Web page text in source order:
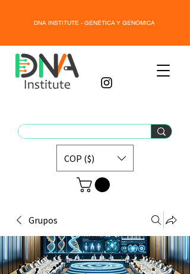
DNA INSTITUTE - GENÉTICA Y GENÓMICA
COP ($)
Grupos